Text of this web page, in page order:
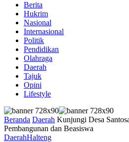
Berita
Hukrim
Nasional
Internasional
Politik
Pendidikan
Olahraga
Daerah
Tajuk
Opini
Lifestyle
Beranda Daerah Kunjungi Desa
Pembangunan dan Beasiswa
DaerahHalteng